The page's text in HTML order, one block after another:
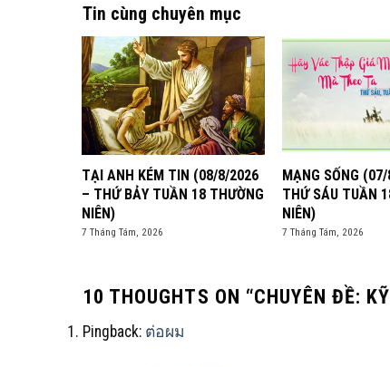
Tin cùng chuyên mục
TẠI ANH KÉM TIN (08/8/2026
– THỨ BẢY TUẦN 18 THƯỜNG
NIÊN)
7 Tháng Tám, 2026
MẠNG SỐNG
THỨ SÁU TUẦN
NIÊN)
7 Tháng Tám, 2026
10 THOUGHTS ON “CHUYÊN ĐỀ:
Pingback: ต่อผม